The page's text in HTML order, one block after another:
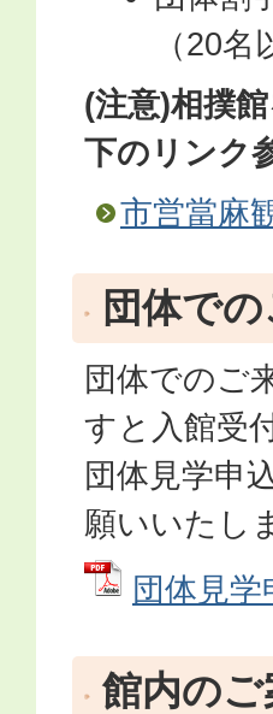
（20
(注意)相撲
下のリンク
市営當麻
団体での
団体でのご
すと入館受
団体見学申
願いいたし
団体見
館内のご